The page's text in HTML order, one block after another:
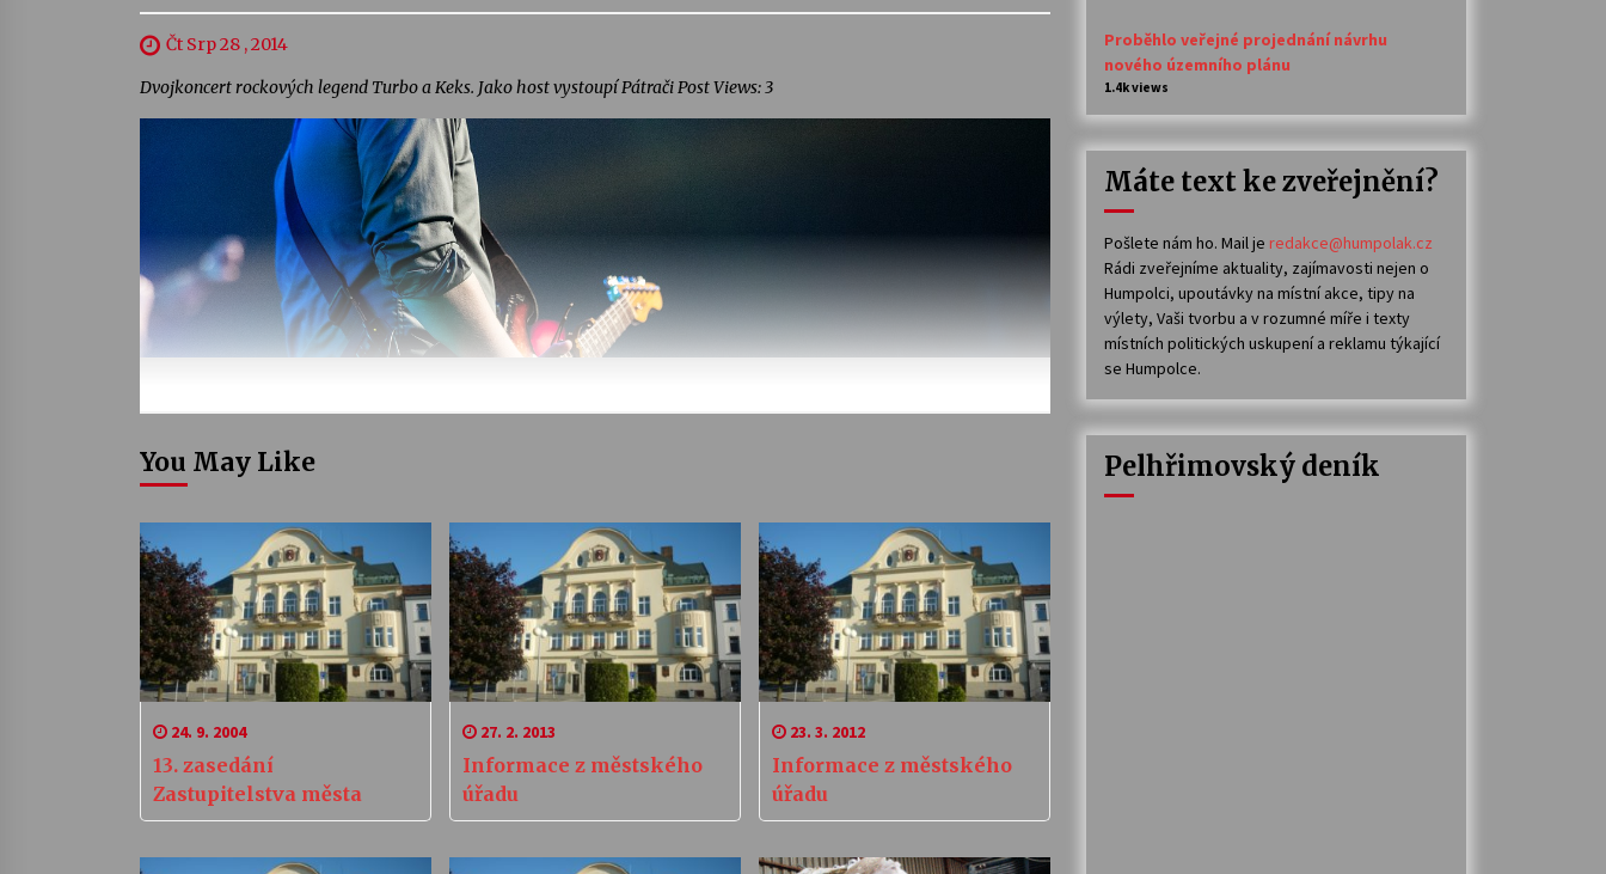
Čt Srp 28 , 2014
Dvojkoncert rockových legend Turbo a Keks. Jako host vystoupí Pátrači Post Views: 3
You May Like
24. 9. 2004
13. zasedání
Zastupitelstva města
27. 2. 2013
Informace z městského
úřadu
23. 3. 2012
Informace z městského
úřadu
Proběhlo veřejné projednání návrhu
nového územního plánu
1.4k views
Máte text ke zveřejnění?
Pošlete nám ho. Mail je redakce@humpolak.cz
Rádi zveřejníme aktuality, zajímavosti nejen o
Humpolci, upoutávky na místní akce, tipy na
výlety, Vaši tvorbu a v rozumné míře i texty
místních politických uskupení a reklamu týkající
se Humpolce.
Pelhřimovský deník